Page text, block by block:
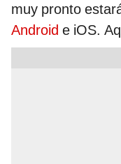
muy pronto
Android e iOS.